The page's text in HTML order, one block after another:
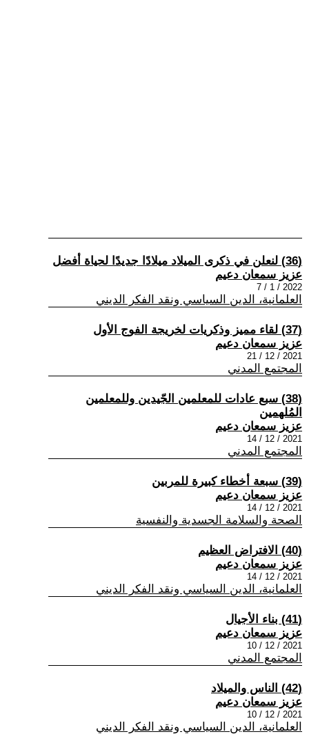
(36) لنعلن في ذكرى الميلاد ميلادًا جديدًا لحياة أفضل
عزيز سمعان دعيم
2022 / 1 / 7
العلمانية، الدين السياسي ونقد الفكر الديني
(37) لقاء مميز وذكريات لخريجة الفوج الأول
عزيز سمعان دعيم
2021 / 12 / 21
المجتمع المدني
(38) سبع عادات للمعلمين الجّيدين وللمعلمين
المُلهمين
عزيز سمعان دعيم
2021 / 12 / 14
المجتمع المدني
(39) سبعة أخطاء كبيرة للمربين
عزيز سمعان دعيم
2021 / 12 / 14
الصحة والسلامة الجسدية والنفسية
(40) الافتراض العظيم
عزيز سمعان دعيم
2021 / 12 / 14
العلمانية، الدين السياسي ونقد الفكر الديني
(41) بناء الأجيال
عزيز سمعان دعيم
2021 / 12 / 10
المجتمع المدني
(42) الناس والميلاد
عزيز سمعان دعيم
2021 / 12 / 10
العلمانية، الدين السياسي ونقد الفكر الديني